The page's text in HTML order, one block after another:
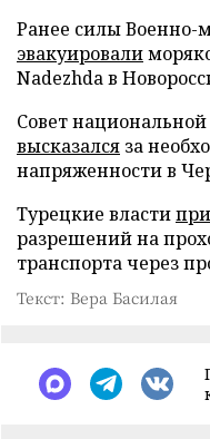
Ранее силы Военно-
эвакуировали
Nadezhda в
Совет
высказался за
напряженности в
Турецкие власти
разрешений на
транспорта через
Текст: Вера Басилая